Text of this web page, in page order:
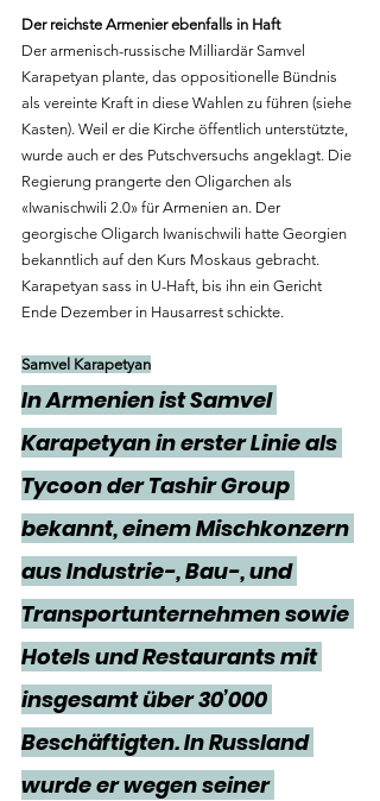
Der reichste Armenier ebenfalls in Haft
Der armenisch-russische Milliardär Samvel
Karapetyan plante, das oppositionelle Bündnis
als vereinte Kraft in diese Wahlen zu führen (siehe
Kasten). Weil er die Kirche öffentlich unterstützte,
wurde auch er des Putschversuchs angeklagt. Die
Regierung prangerte den Oligarchen als
«Iwanischwili 2.0» für Armenien an. Der
georgische Oligarch Iwanischwili hatte Georgien
bekanntlich auf den Kurs Moskaus gebracht.
Karapetyan sass in U-Haft, bis ihn ein Gericht
Ende Dezember in Hausarrest schickte.
Samvel Karapetyan
In Armenien ist Samvel
Karapetyan in erster Linie als
Tycoon der Tashir Group
bekannt, einem Mischkonzern
aus Industrie-, Bau-, und
Transportunternehmen sowie
Hotels und Restaurants mit
insgesamt über 30’000
Beschäftigten. In Russland
wurde er wegen seiner